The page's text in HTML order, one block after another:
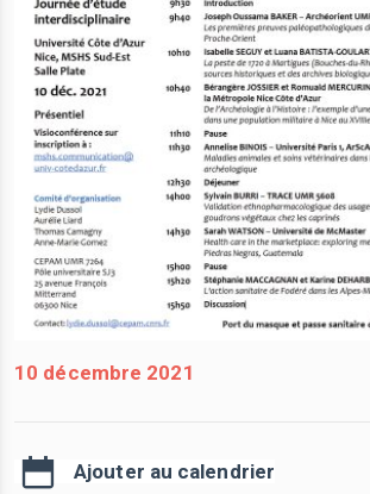
10 décembre 2021
Ajouter au calendrier